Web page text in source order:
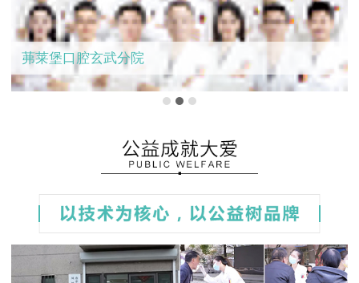
茀莱堡口腔玄武分院